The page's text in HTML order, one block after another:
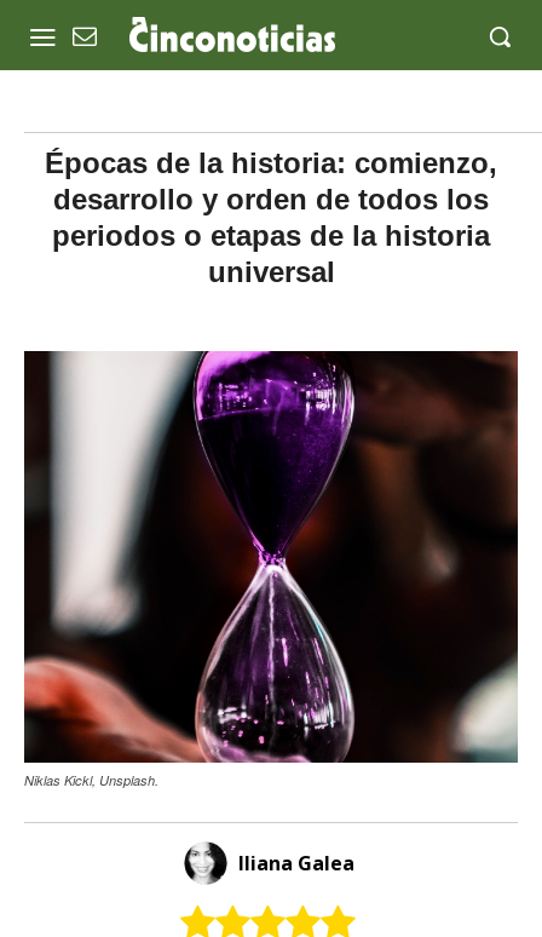
Épocas de la historia: comienzo,
desarrollo y orden de todos los
periodos o etapas de la historia
universal
Niklas Kickl, Unsplash.
Iliana Galea